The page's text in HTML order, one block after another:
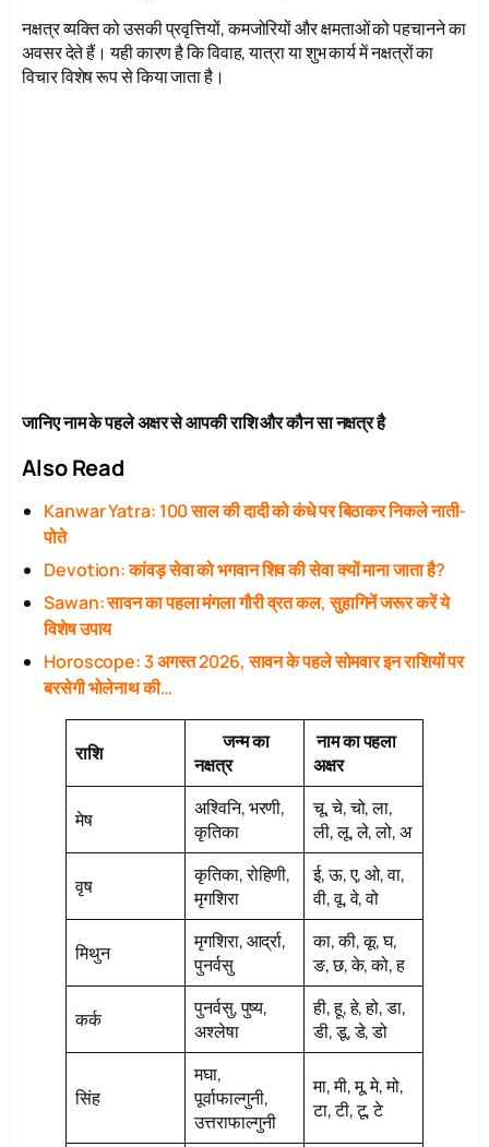
नक्षत्र व्यक्ति को उसकी प्रवृत्तियों, कमजोरियों और क्षमताओं को पहचानने का
अवसर देते हैं। यही कारण है कि विवाह, यात्रा या शुभ कार्य में नक्षत्रों का
विचार विशेष रूप से किया जाता है।
जानिए नाम के पहले अक्षर से आपकी राशि और कौन सा नक्षत्र है
Also Read
Kanwar Yatra: 100 साल की दादी को कंधे पर बिठाकर निकले नाती-
पोते
Devotion: कांवड़ सेवा को भगवान शिव की सेवा क्यों माना जाता है?
Sawan: सावन का पहला मंगला गौरी व्रत कल, सुहागिनें जरूर करें ये
विशेष उपाय
Horoscope: 3 अगस्त 2026, सावन के पहले सोमवार इन राशियों पर
बरसेगी भोलेनाथ की…
राशि
जन्म का
नक्षत्र
नाम का पहला
अक्षर
मेष
अश्विनि, भरणी,
कृतिका
चू, चे, चो, ला,
ली, लू, ले, लो, अ
वृष
कृतिका, रोहिणी,
मृगशिरा
ई, ऊ, ए, ओ, वा,
वी, वू, वे, वो
मिथुन
मृगशिरा, आर्द्रा,
पुनर्वसु
का, की, कू, घ,
ङ, छ, के, को, ह
कर्क
पुनर्वसु, पुष्य,
अश्लेषा
ही, हू, हे, हो, डा,
डी, डू, डे, डो
सिंह
मघा,
पूर्वाफाल्गुनी,
उत्तराफाल्गुनी
मा, मी, मू, मे, मो,
टा, टी, टू, टे